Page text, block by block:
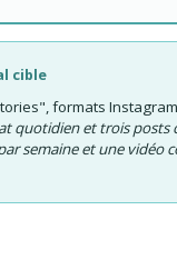
cible
formats
quotidien et trois posts
semaine et une vidéo